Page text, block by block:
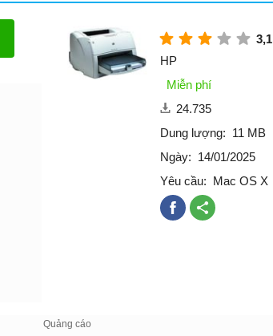
3,1
HP
Miễn phí
24.735
Dung lượng: 11 MB
Ngày: 14/01/2025
Yêu cầu: Mac OS X